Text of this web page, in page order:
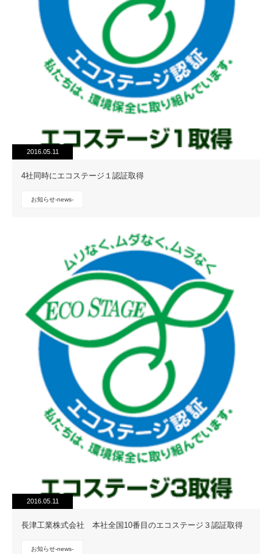
2016.05.11
4社同時にエコステージ１認証取得
お知らせ-news-
2016.05.11
長津工業株式会社 本社全国10番目のエコステージ３認証取得
お知らせ-news-